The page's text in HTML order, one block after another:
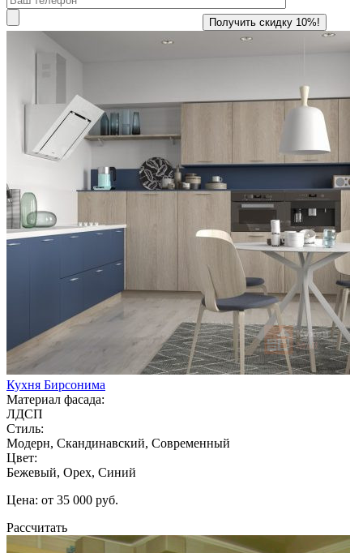
Кухня Бирсонима
Материал фасада:
ЛДСП
Стиль:
Модерн, Скандинавский, Современный
Цвет:
Бежевый, Орех, Синий
Цена: от 35 000 руб.
Рассчитать